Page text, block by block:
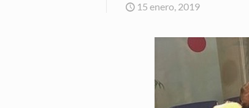
15 enero, 2019